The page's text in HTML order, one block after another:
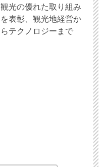
観光の優れた取り組み
を表彰、観光地経営か
らテクノロジーまで